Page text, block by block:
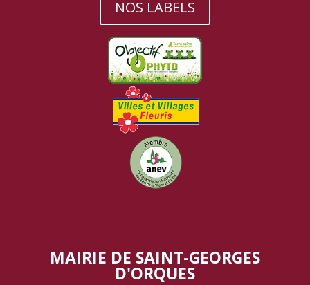
NOS LABELS
MAIRIE DE SAINT-GEORGES
D'ORQUES